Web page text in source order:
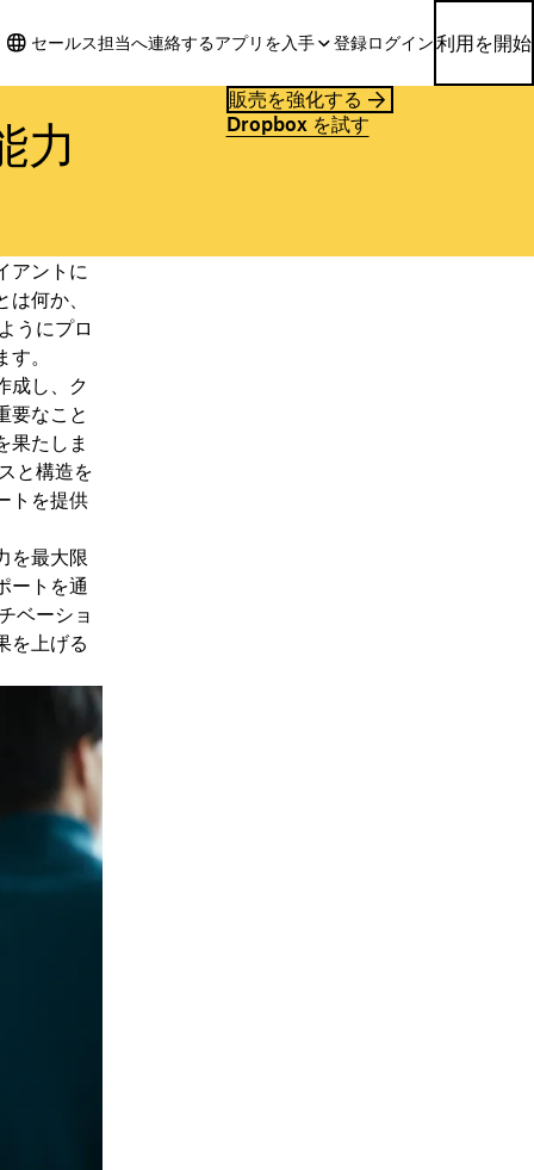
セールス担当へ連絡するアプリを入手 登録ログイン利用を開始
力
販売を強化する
Dropbox を試す
アントに
何か、
うにプロ
。
成し、ク
要なこと
果たしま
と構造を
トを提供
を最大限
ートを通
ベーショ
を上げる